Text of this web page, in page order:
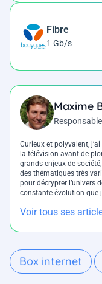
Fibre
1 Gb/s
Maxime
Curieux et polyvalent,
la télévision avant de
grands enjeux de
des thématiques très
pour décrypter l’univers
constante évolution que
Voir tous ses
Box internet